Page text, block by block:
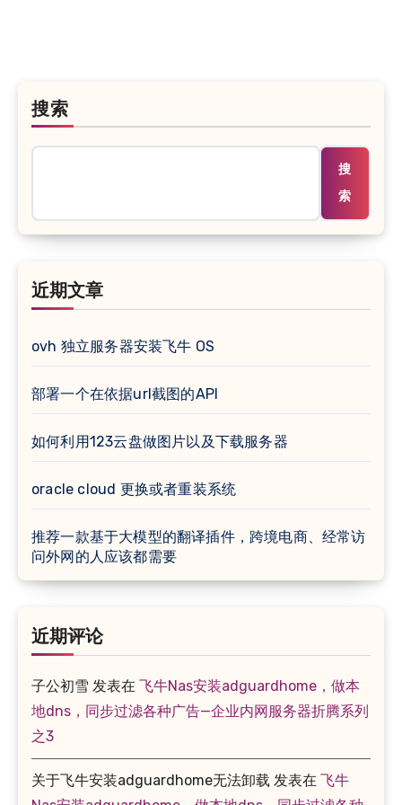
搜索
搜
索
近期文章
ovh 独立服务器安装飞牛 OS
部署一个在依据url截图的API
如何利用123云盘做图片以及下载服务器
oracle cloud 更换或者重装系统
推荐一款基于大模型的翻译插件，跨境电商、经常访
问外网的人应该都需要
近期评论
子公初雪 发表在 飞牛Nas安装adguardhome，做本
地dns，同步过滤各种广告—企业内网服务器折腾系列
之3
关于飞牛安装adguardhome无法卸载 发表在 飞牛